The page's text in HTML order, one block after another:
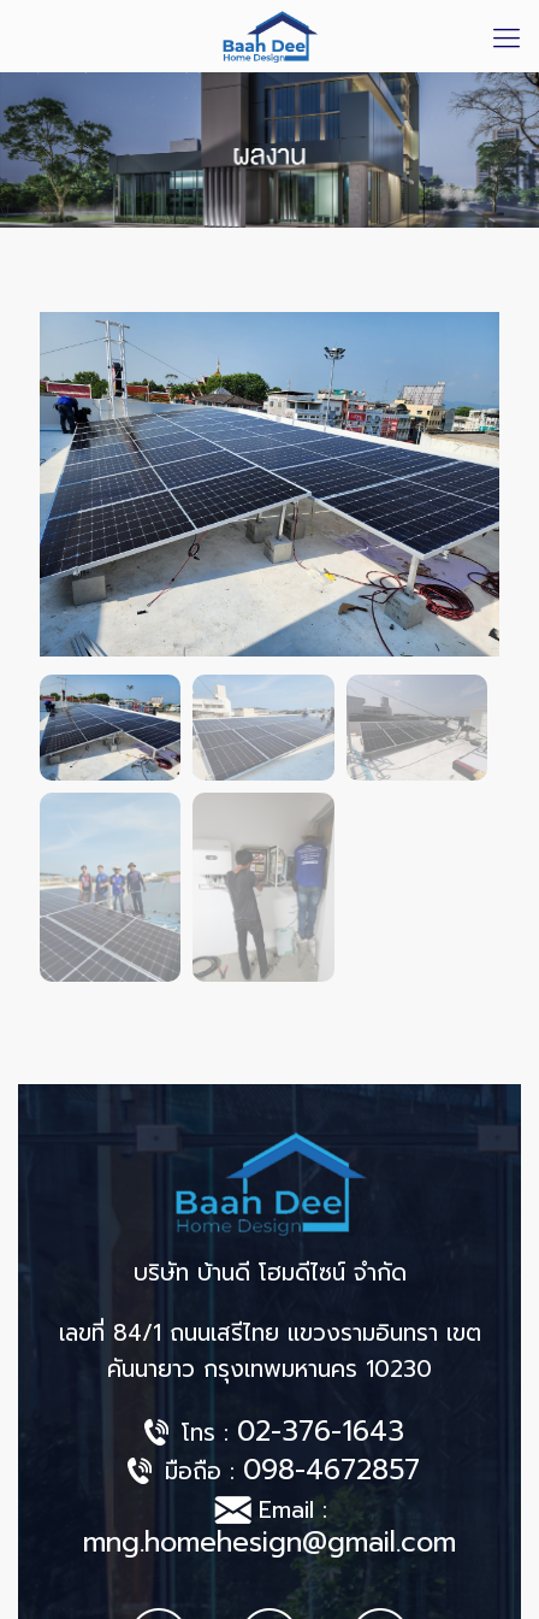
บริษัท บ้านดี โฮมดีไซน์ จำกัด
เลขที่ 84/1 ถนนเสรีไทย แขวงรามอินทรา เขต
คันนายาว กรุงเทพมหานคร 10230
โทร : 02-376-1643
มือถือ : 098-4672857
Email :
mng.homehesign@gmail.com